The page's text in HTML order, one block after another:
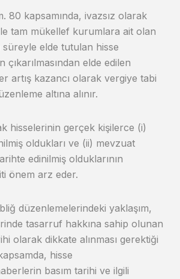
80 kapsamında, ivazsız olarak
tam mükellef kurumlara ait olan
süreyle elde tutulan hisse
çıkarılmasından elde edilen
artış kazancı olarak vergiye tabi
altına alınır.
hisselerinin gerçek kişilerce (i)
oldukları ve (ii) mevzuat
edinilmiş olduklarının
önem arz eder.
düzenlemelerindeki yaklaşım,
tasarruf hakkına sahip olunan
olarak dikkate alınması gerektiği
hisse
basım tarihi ve ilgili